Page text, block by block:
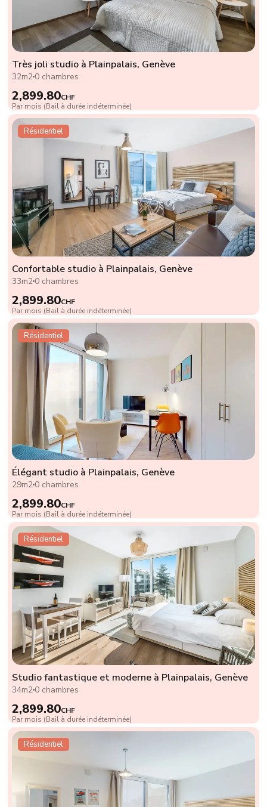
Très joli studio à Plainpalais, Genève
32m2 0 chambres
2,899.80CHF
Par mois (Bail à durée indéterminée)
Résidentiel
Confortable studio à Plainpalais, Genève
33m2 0 chambres
2,899.80CHF
Par mois (Bail à durée indéterminée)
Résidentiel
Élégant studio à Plainpalais, Genève
29m2 0 chambres
2,899.80CHF
Par mois (Bail à durée indéterminée)
Résidentiel
Studio fantastique et moderne à Plainpalais, Genève
34m2 0 chambres
2,899.80CHF
Par mois (Bail à durée indéterminée)
Résidentiel